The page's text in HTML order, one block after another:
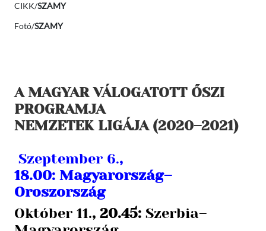
CIKK/SZAMY
Fotó/SZAMY
A MAGYAR VÁLOGATOTT ŐSZI
PROGRAMJA
NEMZETEK LIGÁJA (2020–2021)
Szeptember 6.,
18.00: Magyarország–
Oroszország
Október 11., 20.45:Szerbia–